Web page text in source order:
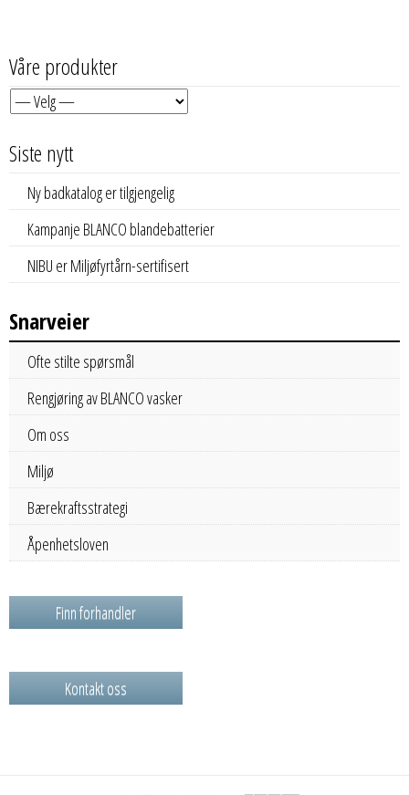
Våre produkter
Siste nytt
Ny badkatalog er tilgjengelig
Kampanje BLANCO blandebatterier
NIBU er Miljøfyrtårn-sertifisert
Snarveier
Ofte stilte spørsmål
Rengjøring av BLANCO vasker
Om oss
Miljø
Bærekraftsstrategi
Åpenhetsloven
Finn forhandler
Kontakt oss